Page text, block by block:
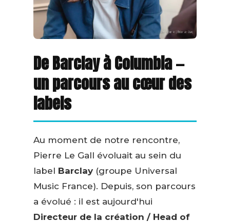
De Barclay à Columbia —
un parcours au cœur des
labels
Au moment de notre rencontre,
Pierre Le Gall évoluait au sein du
label Barclay(groupe Universal
Music France). Depuis, son parcours
a évolué : il est aujourd'hui
Directeur de la création / Head of